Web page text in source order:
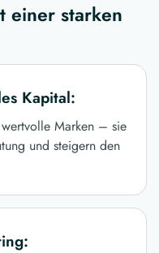
einer starken
Kapital:
Marken – sie
und steigern den